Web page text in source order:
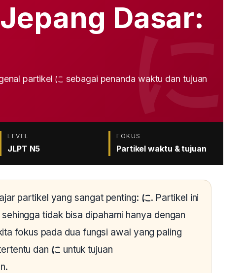
Dasar:
partikel に sebagai penanda waktu dan tujuan
LEVEL
JLPT N5
FOKUS
Partikel waktu & tujuan
partikel yang sangat penting: に. Partikel ini
tidak bisa dipahami hanya dengan
fokus pada dua fungsi awal yang paling
dan に untuk tujuan